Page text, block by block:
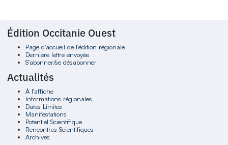
Édition Occitanie Ouest
Page d'accueil de l'édition régionale
Dernière lettre envoyée
S'abonner/se désabonner
Actualités
À l'affiche
Informations régionales
Dates Limites
Manifestations
Potentiel Scientifique
Rencontres Scientifiques
Archives